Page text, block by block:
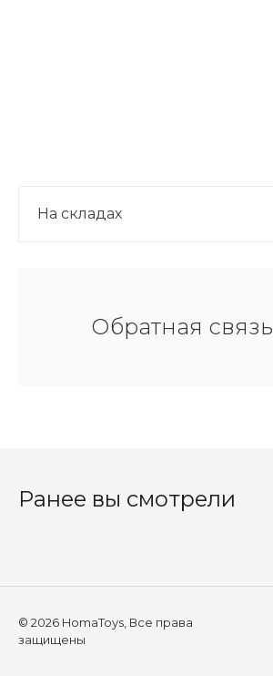
На складах
Обратная связь
Ранее вы смотрели
© 2026 HomaToys, Все права
защищены